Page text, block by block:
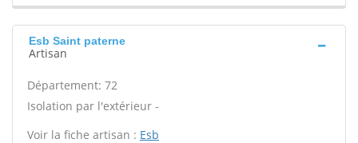
Esb Saint paterne
Artisan
Département: 72
Isolation par l'extérieur -
Voir la fiche artisan : Esb